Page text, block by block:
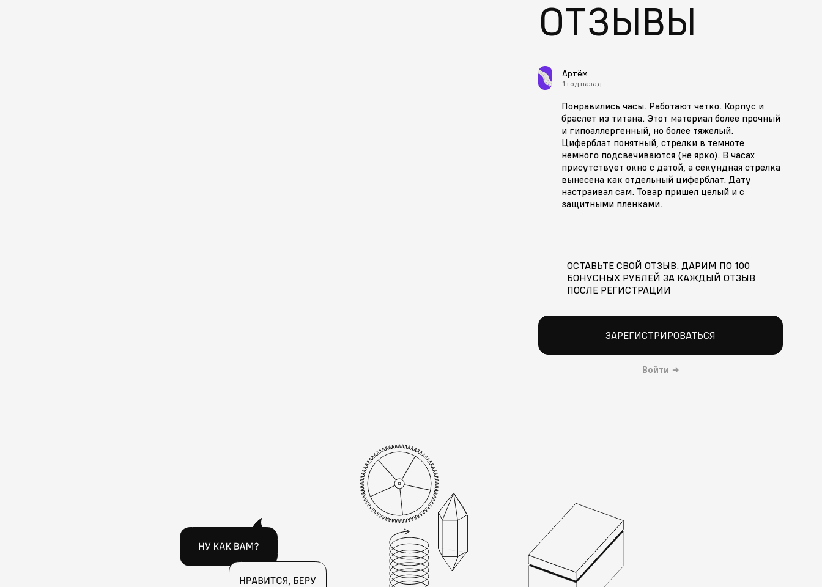
ОТЗЫВЫ
Артём
1 год назад
Понравились часы. Работают четко. Корпус и
браслет из титана. Этот материал более прочный
и гипоаллергенный, но более тяжелый.
Циферблат понятный, стрелки в темноте
немного подсвечиваются (не ярко). В часах
присутствует окно с датой, а секундная стрелка
вынесена как отдельный циферблат. Дату
настраивал сам. Товар пришел целый и с
защитными пленками.
ОСТАВЬТЕ СВОЙ ОТЗЫВ. ДАРИМ ПО 100
БОНУСНЫХ РУБЛЕЙ ЗА КАЖДЫЙ ОТЗЫВ
ПОСЛЕ РЕГИСТРАЦИИ
ЗАРЕГИСТРИРОВАТЬСЯ
Войти →